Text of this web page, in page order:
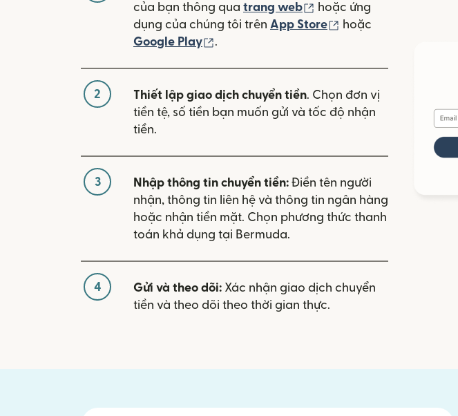
của bạn thông qua trang web (mở trong cửa sổ mới)
hoặc ứng
dụng của chúng tôi trên App Store (mở trong cửa sổ mới)
hoặc
Google Play
.
2 Thiết lập giao dịch chuyển tiền. Chọn đơn vị
tiền tệ, số tiền bạn muốn gửi và tốc độ nhận
tiền.
3 Nhập thông tin chuyển tiền: Điền tên người
nhận, thông tin liên hệ và thông tin ngân hàng
hoặc nhận tiền mặt. Chọn phương thức thanh
toán khả dụng tại Bermuda.
4 Gửi và theo dõi: Xác nhận giao dịch chuyển
tiền và theo dõi theo thời gian thực.